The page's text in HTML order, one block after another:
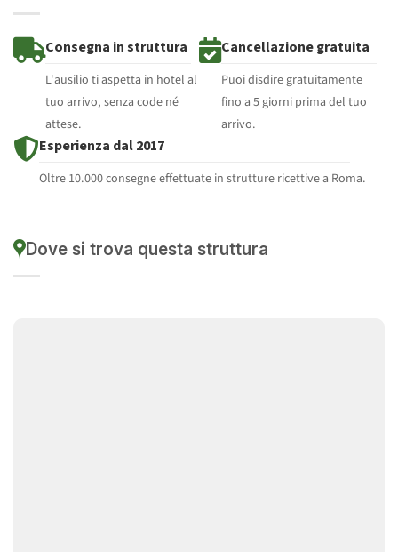
Consegna in struttura
L'ausilio ti aspetta in hotel al
tuo arrivo, senza code né
attese.
Cancellazione gratuita
Puoi disdire gratuitamente
fino a 5 giorni prima del tuo
arrivo.
Esperienza dal 2017
Oltre 10.000 consegne effettuate in strutture ricettive a Roma.
Dove si trova questa struttura